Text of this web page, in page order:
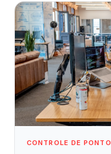
CONTROLE DE PONTO